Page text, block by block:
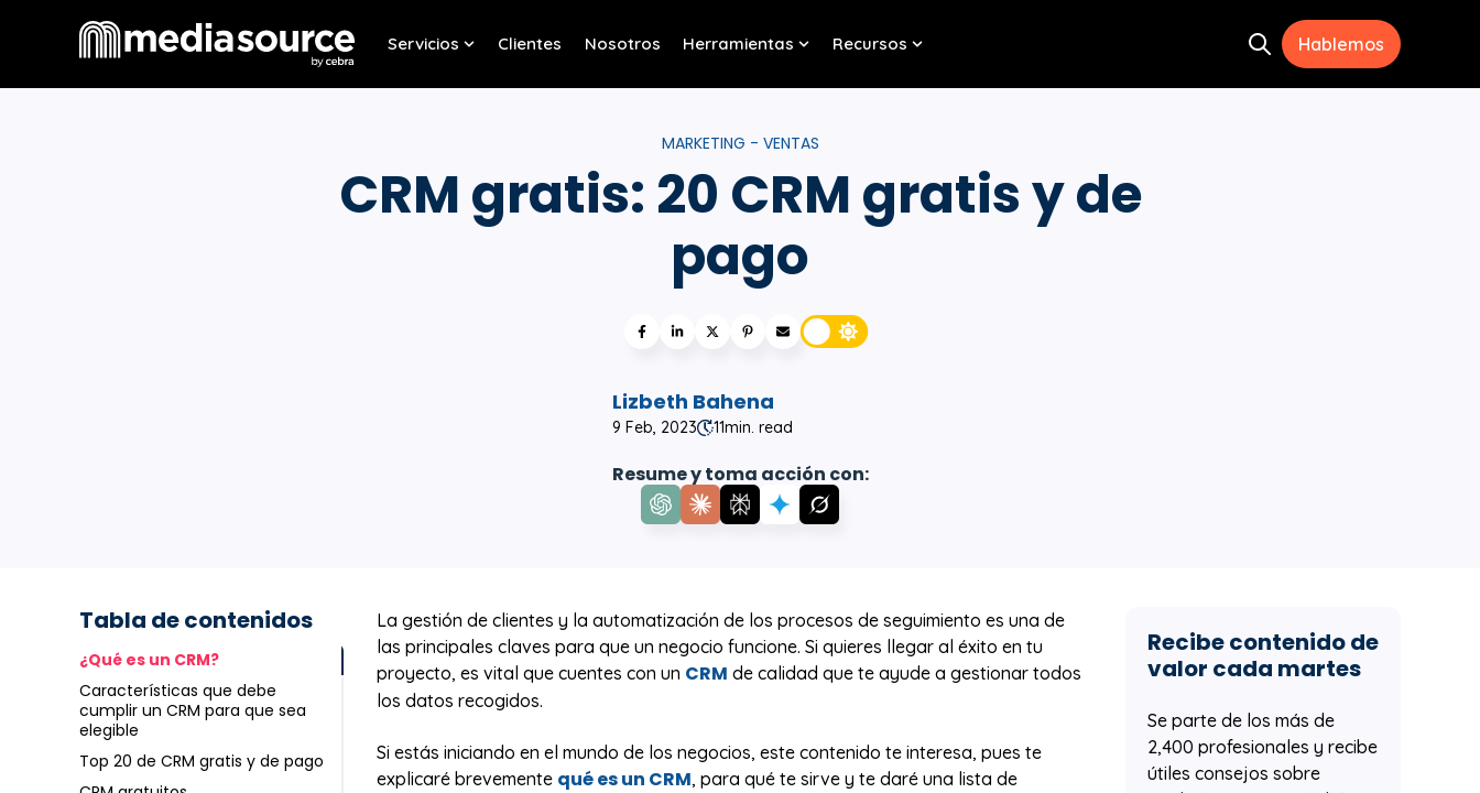
Servicios
Show submenu for Servicios
Clientes Nosotros Herramientas
Show submenu for Herramientas
Recursos Open search
Hablemos
MARKETING - VENTAS
CRM gratis: 20 CRM gratis y de
pago
Lizbeth Bahena
9 Feb, 2023 11min. read
Resume y toma acción con:
Tabla de contenidos
¿Qué es un CRM?
Características que debe
cumplir un CRM para que sea
elegible
Top 20 de CRM gratis y de pago
La gestión de clientes y la automatización de los procesos de seguimiento es una de
las principales claves para que un negocio funcione. Si quieres llegar al éxito en tu
proyecto, es vital que cuentes con un CRM de calidad que te ayude a gestionar todos
los datos recogidos.
Si estás iniciando en el mundo de los negocios, este contenido te interesa, pues te
explicaré brevemente qué es un CRM, para qué te sirve y te daré una lista de
Recibe contenido de
valor cada martes
Se parte de los más de
2,400 profesionales y recibe
útiles consejos sobre